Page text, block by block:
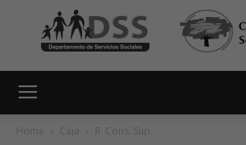
Home Caja R. Cons. Sup.